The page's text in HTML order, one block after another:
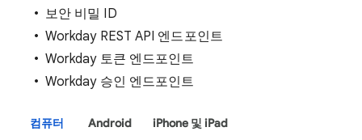
보안 비밀 ID
Workday REST API 엔드포인트
Workday 토큰 엔드포인트
Workday 승인 엔드포인트
컴퓨터 Android iPhone 및 iPad